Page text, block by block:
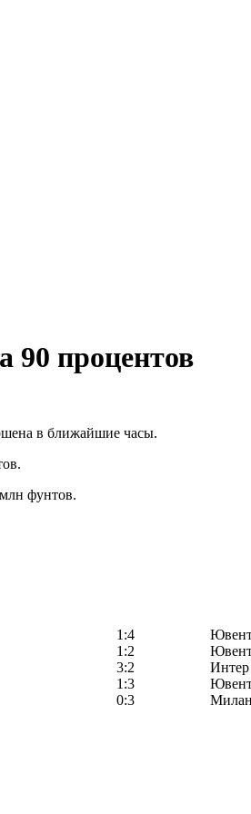
90 процентов
в ближайшие часы.
фунтов.
1:4
1:2
3:2
1:3
0:3
Милан